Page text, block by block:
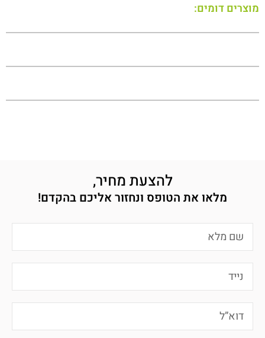
מוצרים דומים:
להצעת מחיר,
מלאו את הטופס ונחזור אליכם בהקדם!